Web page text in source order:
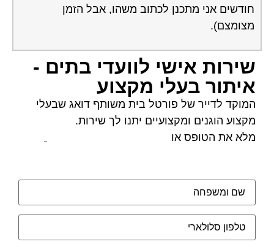
חודשים אני מתכנן לכתוב משהו, אבל הזמן
מצומצם).
שירות אישי לוועדי בתים -
איתור בעלי מקצוע
המוקד לדייר של פורטל בית משותף דואג שבעלי
מקצוע הוגנים ומקצועיים יתנו לך שירות.
מלא את הטופס או